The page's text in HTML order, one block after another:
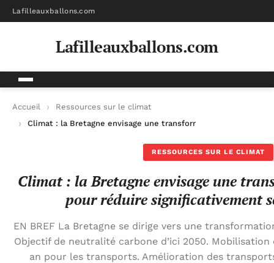
Lafilleauxballons.com
Lafilleauxballons.com
Accueil
Ressources sur le climat
Climat : la Bretagne envisage une transformation majeure
RESSOURCES SUR LE CLIMAT
Climat : la Bretagne envisage une
pour réduire significativement
EN BREF La Bretagne se dirige vers une
Objectif de neutralité carbone d’ici 2050. Mobilisation
an pour les transports. Amélioration des